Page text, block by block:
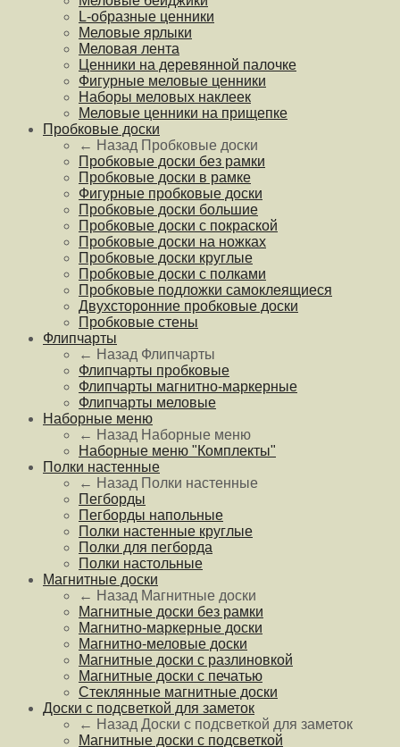
L-образные ценники
Меловые ярлыки
Меловая лента
Ценники на деревянной палочке
Фигурные меловые ценники
Наборы меловых наклеек
Меловые ценники на прищепке
Пробковые доски
← Назад Пробковые доски
Пробковые доски без рамки
Пробковые доски в рамке
Фигурные пробковые доски
Пробковые доски большие
Пробковые доски с покраской
Пробковые доски на ножках
Пробковые доски круглые
Пробковые доски с полками
Пробковые подложки самоклеящиеся
Двухсторонние пробковые доски
Пробковые стены
Флипчарты
← Назад Флипчарты
Флипчарты пробковые
Флипчарты магнитно-маркерные
Флипчарты меловые
Наборные меню
← Назад Наборные меню
Наборные меню "Комплекты"
Полки настенные
← Назад Полки настенные
Пегборды
Пегборды напольные
Полки настенные круглые
Полки для пегборда
Полки настольные
Магнитные доски
← Назад Магнитные доски
Магнитные доски без рамки
Магнитно-маркерные доски
Магнитно-меловые доски
Магнитные доски с разлиновкой
Магнитные доски с печатью
Стеклянные магнитные доски
Доски с подсветкой для заметок
← Назад Доски с подсветкой для заметок
Магнитные доски с подсветкой